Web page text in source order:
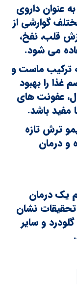
عنوان داروی
گوارشی از
قلب، نفخ،
می شود.
ترکیب ماست و
را بهبود
عفونت های
مفید باشد.
ترش تازه
و درمان
یک درمان
نشان
و سایر